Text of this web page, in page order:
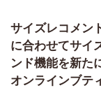
サイズレコメン
に合わせてサイ
ンド機能を新
オンラインブテ